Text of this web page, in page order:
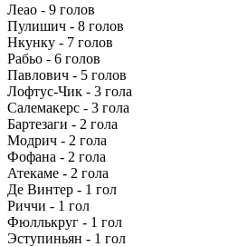
Леао - 9 голов
Пулишич - 8 голов
Нкунку - 7 голов
Рабьо - 6 голов
Павлович - 5 голов
Лофтус-Чик - 3 гола
Салемакерс - 3 гола
Бартезаги - 2 гола
Модрич - 2 гола
Фофана - 2 гола
Атекаме - 2 гола
Де Винтер - 1 гол
Риччи - 1 гол
Фюллькруг - 1 гол
Эступиньян - 1 гол